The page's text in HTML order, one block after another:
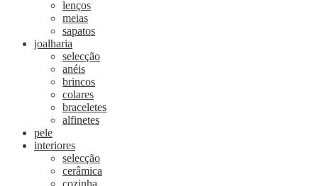
lenços
meias
sapatos
joalharia
selecção
anéis
brincos
colares
braceletes
alfinetes
pele
interiores
selecção
cerâmica
cozinha